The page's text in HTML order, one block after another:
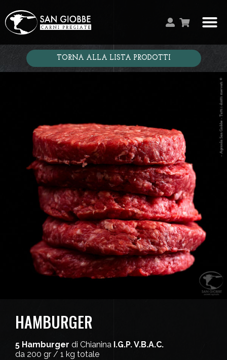
TORNA ALLA LISTA PRODOTTI
HAMBURGER
5 Hamburger di Chianina I.G.P. V.B.A.C.
da 200 gr / 1 kg totale